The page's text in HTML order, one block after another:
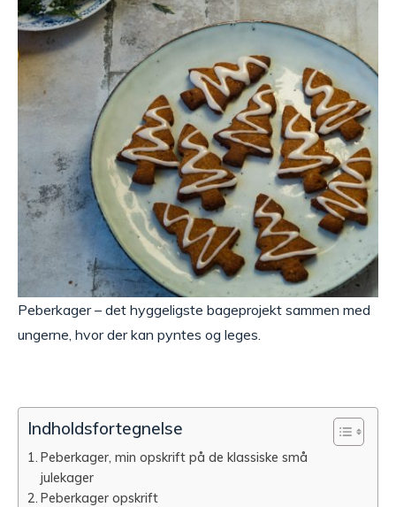
Peberkager – det hyggeligste bageprojekt sammen med
ungerne, hvor der kan pyntes og leges.
Indholdsfortegnelse
Peberkager, min opskrift på de klassiske små
julekager
Peberkager opskrift